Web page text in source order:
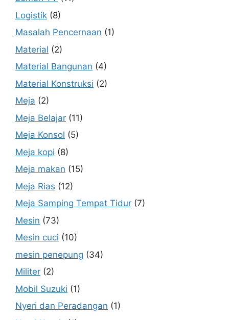
Logistik (8)
Masalah Pencernaan (1)
Material (2)
Material Bangunan (4)
Material Konstruksi (2)
Meja (2)
Meja Belajar (11)
Meja Konsol (5)
Meja kopi (8)
Meja makan (15)
Meja Rias (12)
Meja Samping Tempat Tidur (7)
Mesin (73)
Mesin cuci (10)
mesin penepung (34)
Militer (2)
Mobil Suzuki (1)
Nyeri dan Peradangan (1)